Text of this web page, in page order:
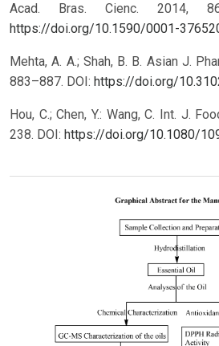
Acad. Bras. Cienc. 2014,
https://doi.org/10.1590/0001-
Mehta, A. A.; Shah, B. B. Asian J.
883–887. DOI: https://doi.org/
Hou, C.; Chen, Y.: Wang, C. Int. J.
238. DOI: https://doi.org/10.1080/